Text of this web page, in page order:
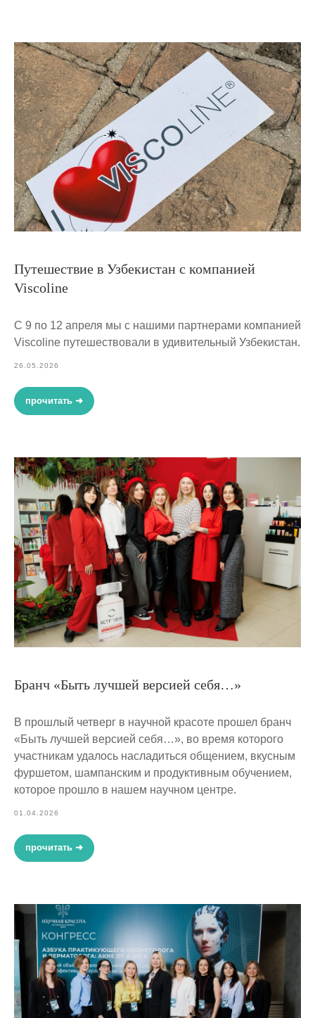
Путешествие в Узбекистан с компанией
Viscoline
С 9 по 12 апреля мы с нашими партнерами компанией
Viscoline путешествовали в удивительный Узбекистан.
26.05.2026
прочитать ➜
Бранч «Быть лучшей версией себя…»
В прошлый четверг в научной красоте прошел бранч
«Быть лучшей версией себя…», во время которого
участникам удалось насладиться общением, вкусным
фуршетом, шампанским и продуктивным обучением,
которое прошло в нашем научном центре.
01.04.2026
прочитать ➜